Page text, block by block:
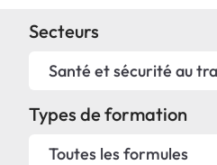
Programmes
Services
Notre expertise
Secteurs
Santé et sécurité au
Types de formation
Toutes les formules